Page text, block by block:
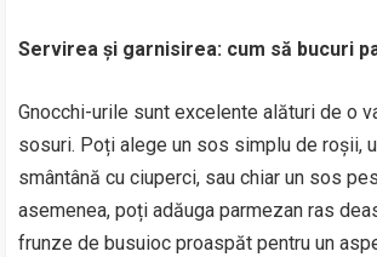
Servirea și garnisirea: cum să bucuri
Gnocchi-urile sunt excelente alături de o
sosuri. Poți alege un sos simplu de roșii,
smântână cu ciuperci, sau chiar un sos
asemenea, poți adăuga parmezan ras
frunze de busuioc proaspăt pentru un